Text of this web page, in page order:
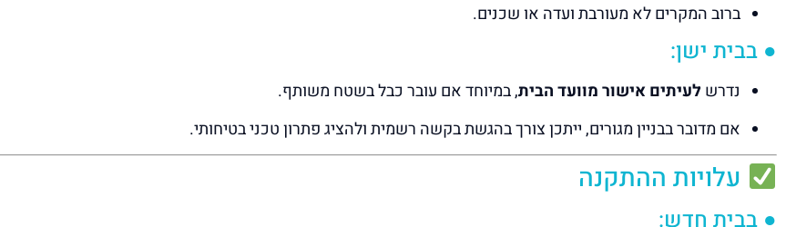
ברוב המקרים לא מעורבת ועדה או שכנים.
● בבית ישן:
נדרשלעיתים אישור מוועד הבית, במיוחד אם עובר כבל בשטח משותף.
אם מדובר בבניין מגורים, ייתכן צורך בהגשת בקשה רשמית ולהציג פתרון טכני בטיחותי.
עלויות ההתקנה
● בבית חדש: